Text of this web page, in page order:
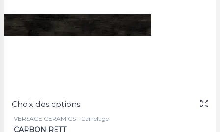
Choix des options
VERSACE CERAMICS - Carrelage
CARBON RETT